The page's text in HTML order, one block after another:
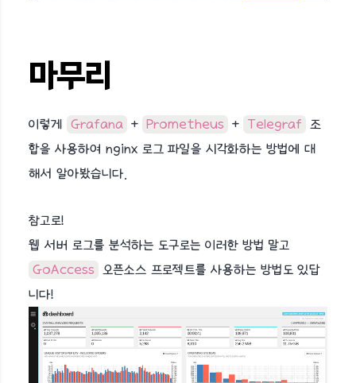
마무리
이렇게 Grafana + Prometheus + Telegraf
조
합을 사용하여 nginx 로그 파일을 시각화하는 방법에 대
해서 알아봤습니다.
참고로!
웹 서버 로그를 분석하는 도구로는 이러한 방법 말고
GoAccess
오픈소스 프로젝트를 사용하는 방법도 있답
니다!